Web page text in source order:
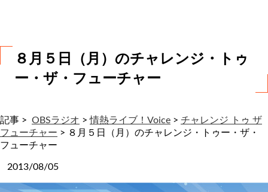
８月５日（月）のチャレンジ・トゥ
ー・ザ・フューチャー
記事 > OBSラジオ >情熱ライブ！Voice > チャレンジ トゥ ザ
フューチャー > ８月５日（月）のチャレンジ・トゥー・ザ・
フューチャー
2013/08/05